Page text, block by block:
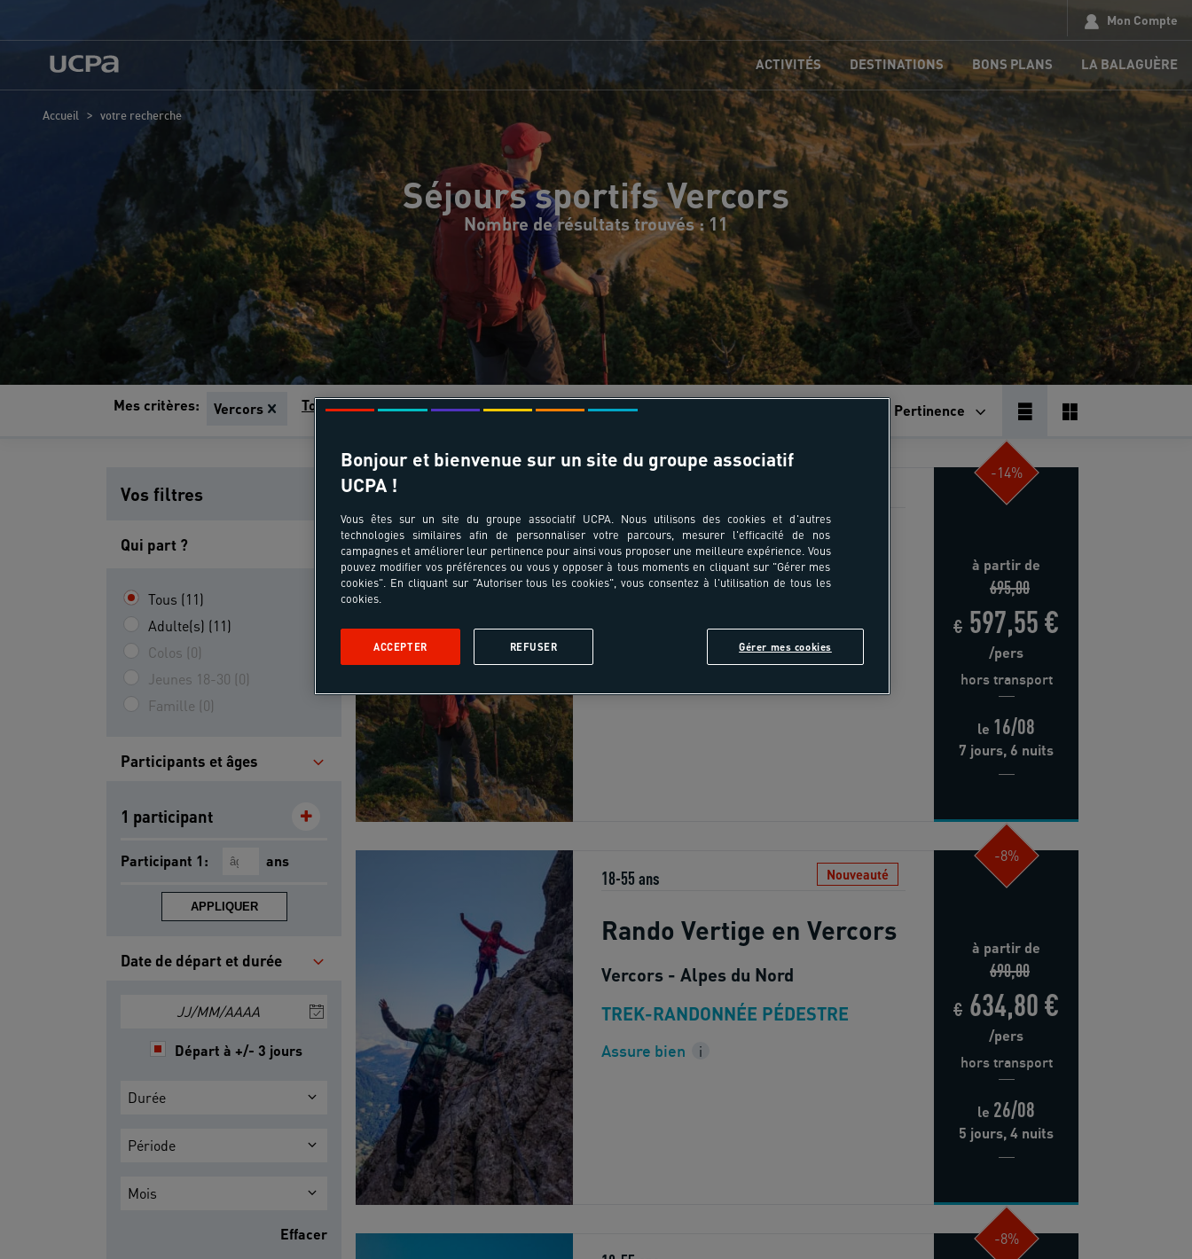
Mon Compte
ACTIVITÉS DESTINATIONS BONS PLANS LA BALAGUÈRE
Accueil > votre recherche
Séjours sportifs Vercors
Nombre de résultats trouvés : 11
Mes critères: Vercors Tout effacer Pertinence
Vos filtres
Qui part ?
Tous (11)
Adulte(s) (11)
Colos (0)
Jeunes 18-30 (0)
Famille (0)
Participants et âges
1 participant
Participant 1: ans
APPLIQUER
Date de départ et durée
JJ/MM/AAAA
Départ à +/- 3 jours
Durée
Période
Mois
Effacer
Vercors grands espaces
Vercors - Alpes du Nord
TREK-RANDONNÉE PÉDESTRE
Randonnée - Niveau 3 i
-14%
à partir de
695,00
€ 597,55 €
/pers
hors transport
le 16/08
7 jours, 6 nuits
18-55 ans Nouveauté
Rando Vertige en Vercors
Vercors - Alpes du Nord
TREK-RANDONNÉE PÉDESTRE
Assure bien i
-8%
à partir de
690,00
€ 634,80 €
/pers
hors transport
le 26/08
5 jours, 4 nuits
-8%
Bonjour et bienvenue sur un site du groupe associatif
UCPA !
Vous êtes sur un site du groupe associatif UCPA. Nous utilisons des cookies et d'autres
technologies similaires afin de personnaliser votre parcours, mesurer l'efficacité de nos
campagnes et améliorer leur pertinence pour ainsi vous proposer une meilleure expérience. Vous
pouvez modifier vos préférences ou vous y opposer à tous moments en cliquant sur "Gérer mes
cookies". En cliquant sur "Autoriser tous les cookies", vous consentez à l'utilisation de tous les
cookies.
Gérer mes cookies
REFUSER
ACCEPTER